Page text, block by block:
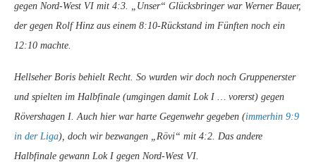
gegen Nord-West VI mit 4:3. „Unser“ Glücksbringer war Werner Bauer,
der gegen Rolf Hinz aus einem 8:10-Rückstand im Fünften noch ein
12:10 machte.
Hellseher Boris behielt Recht. So wurden wir doch noch Gruppenerster
und spielten im Halbfinale (umgingen damit Lok I … vorerst) gegen
Rövershagen I. Auch hier war harte Gegenwehr gegeben (immerhin 9:9
in der Liga), doch wir bezwangen „Rövi“ mit 4:2. Das andere
Halbfinale gewann Lok I gegen Nord-West VI.